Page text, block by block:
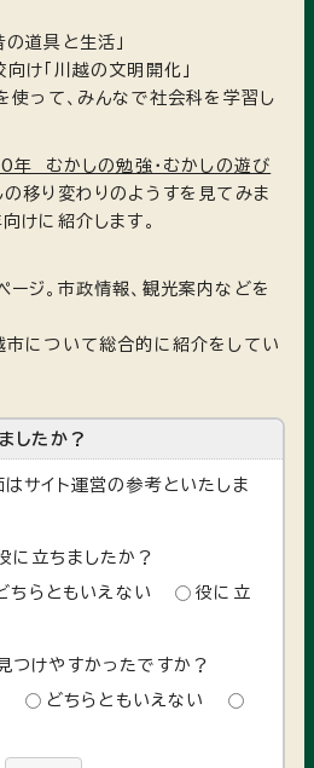
道具と生活」
け「川越の文明開化」
使って、みんなで社会科を学習し
年 むかしの勉強・むかしの遊び
の移り変わりのようすを見てみま
けに紹介します。
ージ。市政情報、観光案内などを
市について総合的に紹介をしてい
したか？
サイト運営の参考といたしま
に立ちましたか？
ちらともいえない
役に立
つけやすかったですか？
どちらともいえない